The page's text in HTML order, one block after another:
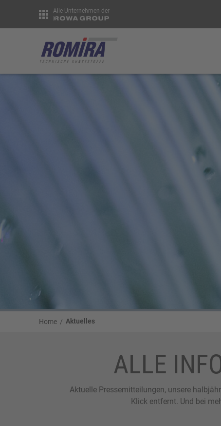
Alle Unternehmen der
Home Aktuelles
ALLE
Aktuelle Pressemitteilungen, unsere
Klick entfernt. Und bei